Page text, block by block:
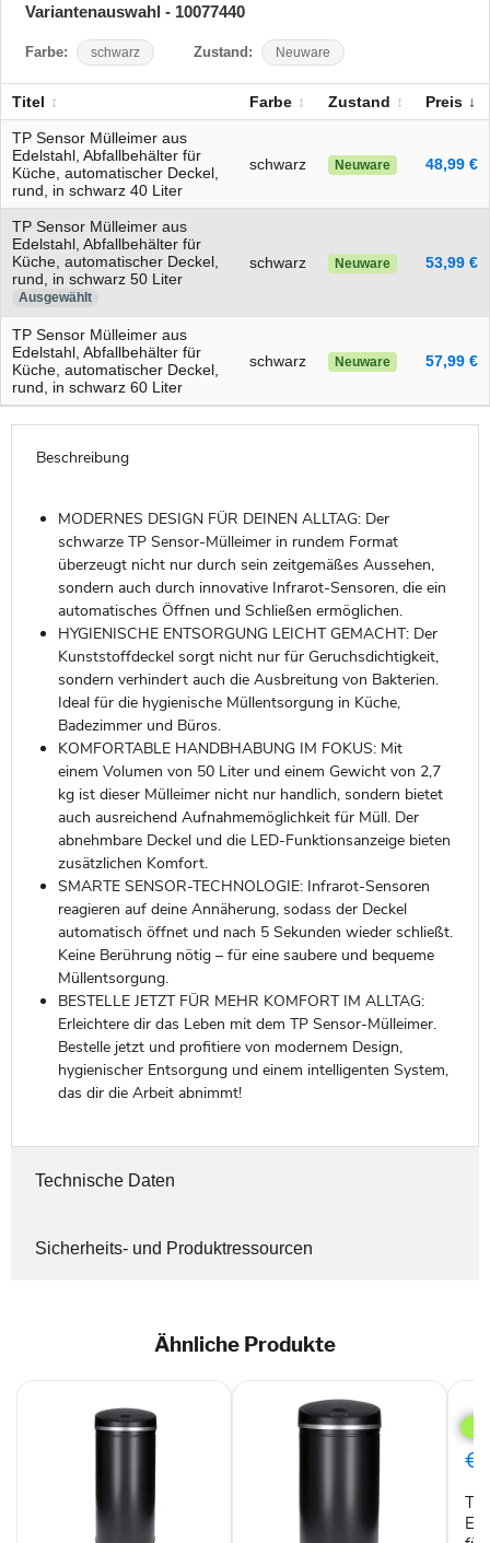
Variantenauswahl - 10077440
Farbe: schwarz Zustand: Neuware
Titel Farbe Zustand Preis
TP Sensor Mülleimer aus
Edelstahl, Abfallbehälter für
Küche, automatischer Deckel,
rund, in schwarz 40 Liter
schwarz Neuware 48,99 €
TP Sensor Mülleimer aus
Edelstahl, Abfallbehälter für
Küche, automatischer Deckel,
rund, in schwarz 50 Liter
Ausgewählt
schwarz Neuware 53,99 €
TP Sensor Mülleimer aus
Edelstahl, Abfallbehälter für
Küche, automatischer Deckel,
rund, in schwarz 60 Liter
schwarz Neuware 57,99 €
Beschreibung
MODERNES DESIGN FÜR DEINEN ALLTAG: Der
schwarze TP Sensor-Mülleimer in rundem Format
überzeugt nicht nur durch sein zeitgemäßes Aussehen,
sondern auch durch innovative Infrarot-Sensoren, die ein
automatisches Öffnen und Schließen ermöglichen.
HYGIENISCHE ENTSORGUNG LEICHT GEMACHT: Der
Kunststoffdeckel sorgt nicht nur für Geruchsdichtigkeit,
sondern verhindert auch die Ausbreitung von Bakterien.
Ideal für die hygienische Müllentsorgung in Küche,
Badezimmer und Büros.
KOMFORTABLE HANDBHABUNG IM FOKUS: Mit
einem Volumen von 50 Liter und einem Gewicht von 2,7
kg ist dieser Mülleimer nicht nur handlich, sondern bietet
auch ausreichend Aufnahmemöglichkeit für Müll. Der
abnehmbare Deckel und die LED-Funktionsanzeige bieten
zusätzlichen Komfort.
SMARTE SENSOR-TECHNOLOGIE: Infrarot-Sensoren
reagieren auf deine Annäherung, sodass der Deckel
automatisch öffnet und nach 5 Sekunden wieder schließt.
Keine Berührung nötig – für eine saubere und bequeme
Müllentsorgung.
BESTELLE JETZT FÜR MEHR KOMFORT IM ALLTAG:
Erleichtere dir das Leben mit dem TP Sensor-Mülleimer.
Bestelle jetzt und profitiere von modernem Design,
hygienischer Entsorgung und einem intelligenten System,
das dir die Arbeit abnimmt!
Technische Daten
Sicherheits- und Produktressourcen
Ähnliche Produkte
aus
für
TP